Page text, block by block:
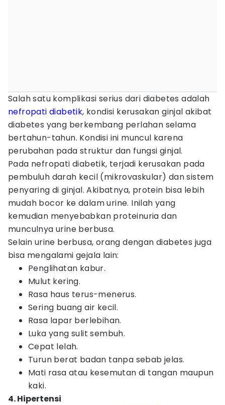
Salah satu komplikasi serius dari diabetes adalah
nefropati diabetik, kondisi kerusakan ginjal akibat
diabetes yang berkembang perlahan selama
bertahun-tahun. Kondisi ini muncul karena
perubahan pada struktur dan fungsi ginjal.
Pada nefropati diabetik, terjadi kerusakan pada
pembuluh darah kecil (mikrovaskular) dan sistem
penyaring di ginjal. Akibatnya, protein bisa lebih
mudah bocor ke dalam urine. Inilah yang
kemudian menyebabkan proteinuria dan
munculnya urine berbusa.
Selain urine berbusa, orang dengan diabetes juga
bisa mengalami gejala lain:
Penglihatan kabur.
Mulut kering.
Rasa haus terus-menerus.
Sering buang air kecil.
Rasa lapar berlebihan.
Luka yang sulit sembuh.
Cepat lelah.
Turun berat badan tanpa sebab jelas.
Mati rasa atau kesemutan di tangan maupun
kaki.
4. Hipertensi